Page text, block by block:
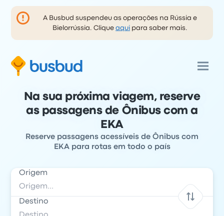
A Busbud suspendeu as operações na Rússia e
Bielorrússia. Clique aqui para saber mais.
Na sua próxima viagem, reserve
as passagens de Ônibus com a
EKA
Reserve passagens acessíveis de Ônibus com
EKA para rotas em todo o país
Origem
Destino